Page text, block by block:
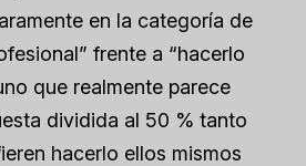
en la categoría de
frente a “hacerlo
que realmente parece
dividida al 50 % tanto
hacerlo ellos mismos